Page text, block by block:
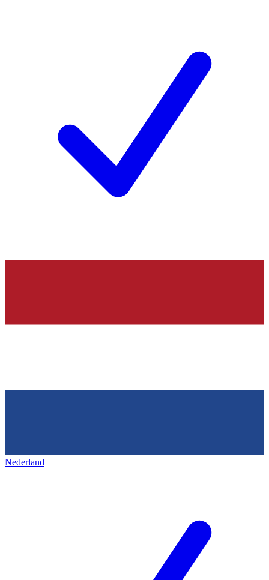
Nederland